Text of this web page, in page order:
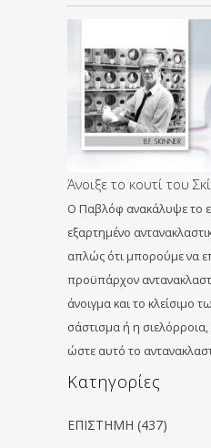
Άνοιξε το κουτί του
Ο Παβλόφ ανακάλυψε το
εξαρτημένο
απλώς ότι μπορούμε να
προϋπάρχον
άνοιγμα και το κλείσιμο
σάστισμα ή η
ώστε αυτό το
Kατηγορίες
ΕΠΙΣΤΗΜΗ (437)